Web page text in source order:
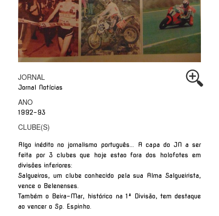
JORNAL
Jornal Notícias
ANO
1992-93
CLUBE(S)
Algo inédito no jornalismo português... A capa do JN a ser
feita por 3 clubes que hoje estao fora dos holofotes em
divisões inferiores:
Salgueiros, um clube conhecido pela sua Alma Salgueirista,
vence o Belenenses.
Também o Beira-Mar, histórico na 1ª Divisão, tem destaque
ao vencer o Sp. Espinho.